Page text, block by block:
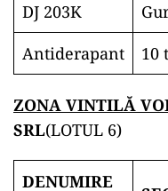
DJ 203K
Antiderapant
10
ZONA VINTILĂ
SRL(LOTUL 6)
DENUMIRE